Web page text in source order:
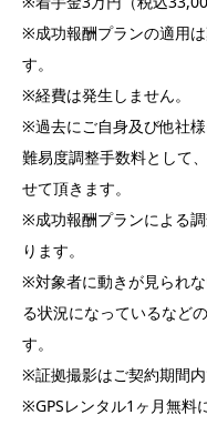
※成功報酬プランの適用
す。
※経費は発生しません。
※過去にご自身及び他社様
難易度調整手数料として
せて頂きます。
※成功報酬プランによる
ります。
※対象者に動きが見られ
る状況になっているなど
す。
※証拠撮影はご契約期間内
※GPSレンタル1ヶ月無料